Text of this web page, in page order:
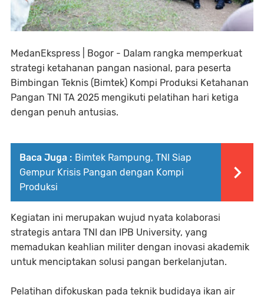
MedanEkspress | Bogor - Dalam rangka memperkuat
strategi ketahanan pangan nasional, para peserta
Bimbingan Teknis (Bimtek) Kompi Produksi Ketahanan
Pangan TNI TA 2025 mengikuti pelatihan hari ketiga
dengan penuh antusias.
Baca Juga : Bimtek Rampung, TNI Siap
Gempur Krisis Pangan dengan Kompi
Produksi
Kegiatan ini merupakan wujud nyata kolaborasi
strategis antara TNI dan IPB University, yang
memadukan keahlian militer dengan inovasi akademik
untuk menciptakan solusi pangan berkelanjutan.
Pelatihan difokuskan pada teknik budidaya ikan air